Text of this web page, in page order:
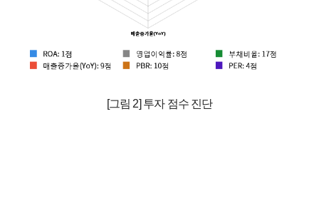
[그림 2] 투자 점수 진단